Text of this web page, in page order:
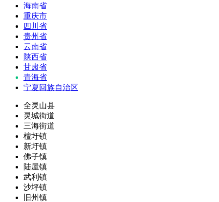
海南省
重庆市
四川省
贵州省
云南省
陕西省
甘肃省
青海省
宁夏回族自治区
全灵山县
灵城街道
三海街道
檀圩镇
新圩镇
佛子镇
陆屋镇
武利镇
沙坪镇
旧州镇